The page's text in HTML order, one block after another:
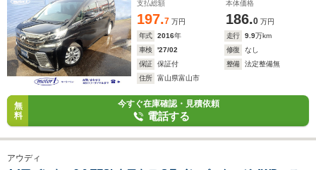
オットマン
支払総額
197.7 万円
本体価格
186.0 万円
年式
2016年 走行 9.9万km
車検
'27/02 修復
なし
保証
保証付 整備
法定整備無
住所
富山県富山市
無
料
今すぐ在庫確認・見積依頼
電話する
アウディ